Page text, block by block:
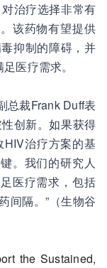
治疗选择非常有
该药物有望提供
抑制的障碍，并
医疗需求。
总裁Frank Duff表
创新。如果获得
治疗方案的基
。我们的研究人
医疗需求，包括
间隔。”（生物谷
the Sustained,